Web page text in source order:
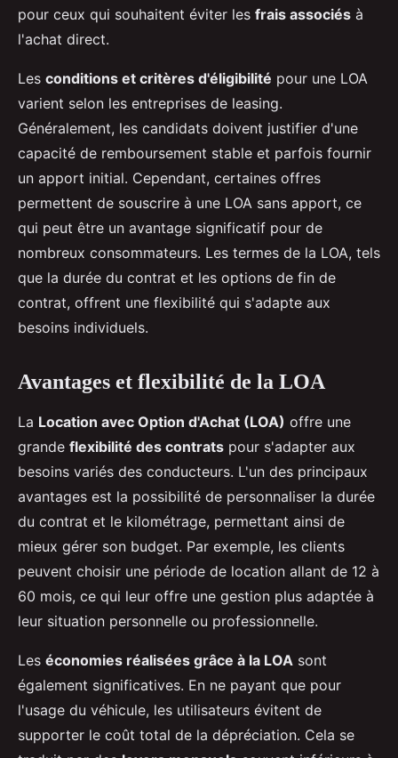
pour ceux qui souhaitent éviter les frais associés à
l'achat direct.
Les conditions et critères d'éligibilité pour une LOA
varient selon les entreprises de leasing.
Généralement, les candidats doivent justifier d'une
capacité de remboursement stable et parfois fournir
un apport initial. Cependant, certaines offres
permettent de souscrire à une LOA sans apport, ce
qui peut être un avantage significatif pour de
nombreux consommateurs. Les termes de la LOA, tels
que la durée du contrat et les options de fin de
contrat, offrent une flexibilité qui s'adapte aux
besoins individuels.
Avantages et flexibilité de la LOA
La Location avec Option d'Achat (LOA) offre une
grande flexibilité des contrats pour s'adapter aux
besoins variés des conducteurs. L'un des principaux
avantages est la possibilité de personnaliser la durée
du contrat et le kilométrage, permettant ainsi de
mieux gérer son budget. Par exemple, les clients
peuvent choisir une période de location allant de 12 à
60 mois, ce qui leur offre une gestion plus adaptée à
leur situation personnelle ou professionnelle.
Les économies réalisées grâce à la LOA sont
également significatives. En ne payant que pour
l'usage du véhicule, les utilisateurs évitent de
supporter le coût total de la dépréciation. Cela se